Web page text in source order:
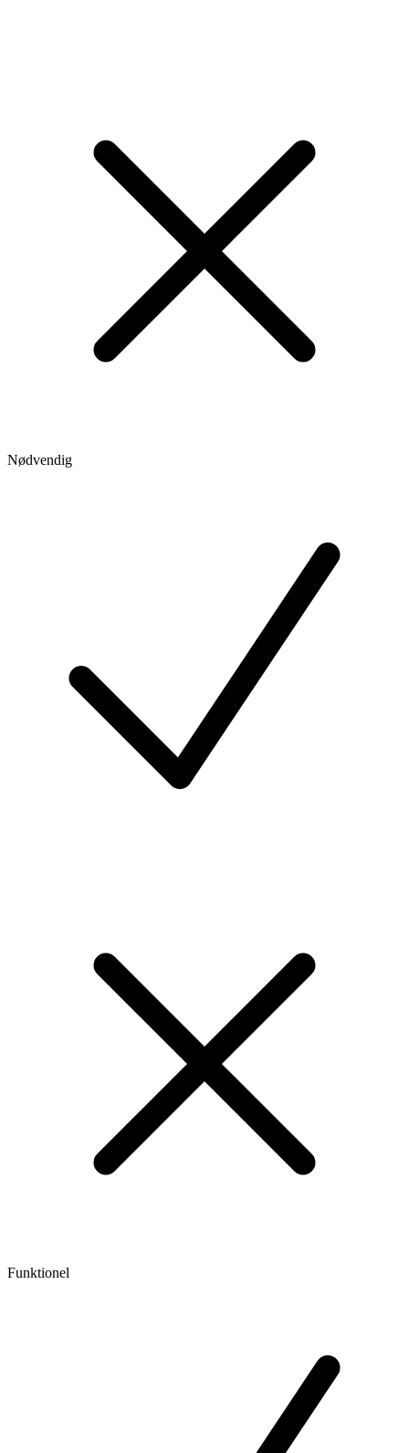
Nødvendig
Funktionel